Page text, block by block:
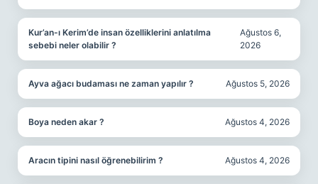
Kur’an-ı Kerim’de insan özelliklerini anlatılma
sebebi neler olabilir ?
Ağustos 6,
2026
Ayva ağacı budaması ne zaman yapılır ? Ağustos 5, 2026
Boya neden akar ? Ağustos 4, 2026
Aracın tipini nasıl öğrenebilirim ? Ağustos 4, 2026